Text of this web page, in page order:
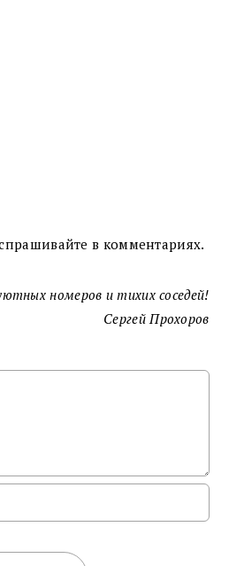
в комментариях.
номеров и тихих соседей!
Сергей Прохоров